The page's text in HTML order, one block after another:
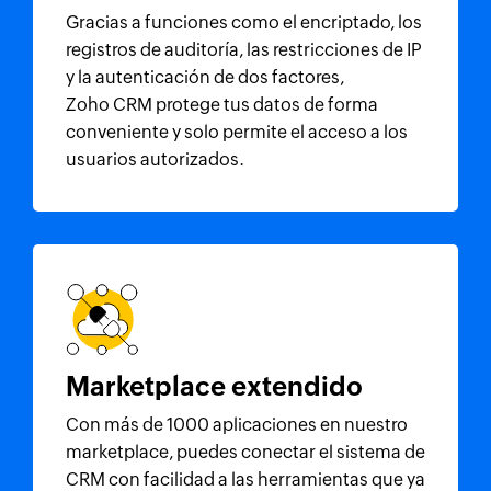
Gracias a funciones como el encriptado, los
registros de auditoría, las restricciones de IP
y la autenticación de dos factores,
Zoho CRM protege tus datos de forma
conveniente y solo permite el acceso a los
usuarios autorizados.
Marketplace extendido
Con más de 1000 aplicaciones en nuestro
marketplace, puedes conectar el sistema de
CRM con facilidad a las herramientas que ya